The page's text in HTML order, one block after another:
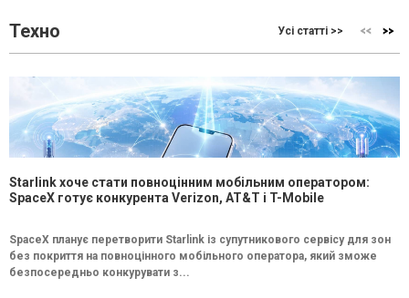
Техно Усі статті >>
Starlink хоче стати повноцінним мобільним оператором:
SpaceX готує конкурента Verizon, AT&T і T-Mobile
SpaceX планує перетворити Starlink із супутникового сервісу для зон
без покриття на повноцінного мобільного оператора, який зможе
безпосередньо конкурувати з...